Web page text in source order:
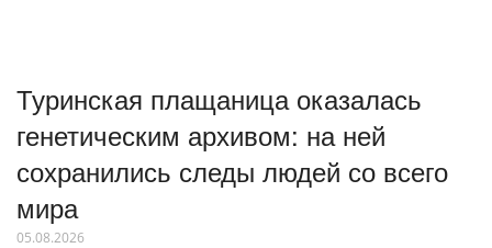
Туринская плащаница оказалась
генетическим архивом: на ней
сохранились следы людей со всего
мира
05.08.2026